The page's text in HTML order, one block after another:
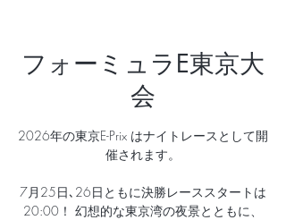
フォーミュラE東京大
会
2026年の東京E-Prix はナイトレースとして開
催されます。
7月25日､26日ともに決勝レーススタートは
20:00！ 幻想的な東京湾の夜景とともに、